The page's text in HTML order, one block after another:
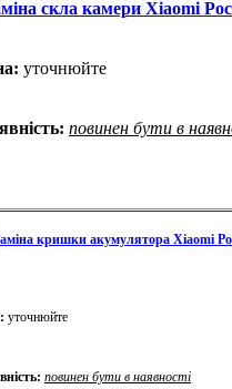
скла камери Xiaomi
уточнюйте
повинен бути в
кришки акумулятора Xiaomi
уточнюйте
повинен бути в наявності